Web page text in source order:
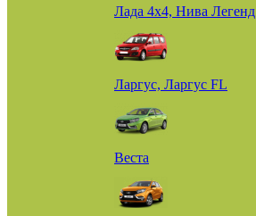
Лада 4х4, Нива Легенд
Ларгус, Ларгус FL
Веста